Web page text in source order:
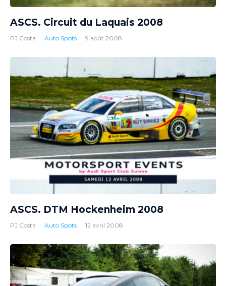
ASCS. Circuit du Laquais 2008
PJ Costa · Auto Spots · 9 août 2008
ASCS. DTM Hockenheim 2008
PJ Costa · Auto Spots · 12 avril 2008